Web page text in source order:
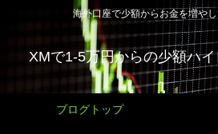
海外口座で少額からお金を増や
XMで1-5万円からの少額ハ
ブログトップ